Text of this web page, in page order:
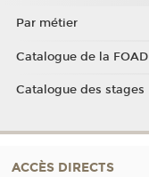
Par métier
Catalogue de la FOAD
Catalogue des stages
ACCÈS DIRECTS